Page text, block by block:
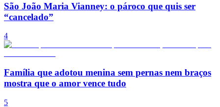
São João Maria Vianney: o pároco que quis ser
“cancelado”
4
Família que adotou menina sem pernas nem braços
mostra que o amor vence tudo
5